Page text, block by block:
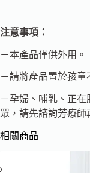
注意事項：
－本產品僅供外用。
－請將產品置於孩童
－孕婦、哺乳、正
眾，請先諮詢芳療師
相關商品